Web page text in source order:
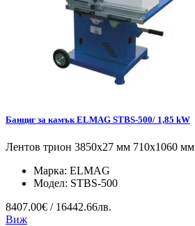
Банциг за камък ELMAG STBS-500/ 1,85 kW
Лентов трион 3850x27 мм 710x1060 мм
Марка: ELMAG
Модел: STBS-500
8407.00€ / 16442.66лв.
Виж